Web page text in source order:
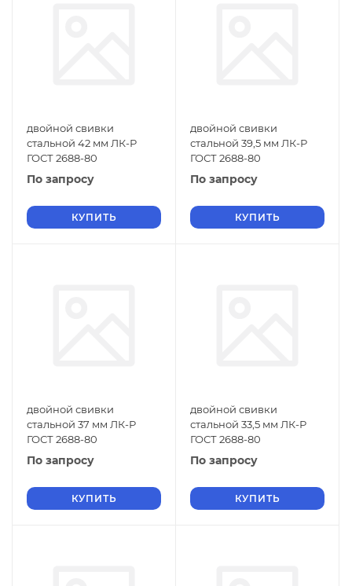
двойной свивки
стальной 42 мм ЛК-Р
ГОСТ 2688-80
По запросу
КУПИТЬ
двойной свивки
стальной 39,5 мм ЛК-Р
ГОСТ 2688-80
По запросу
КУПИТЬ
двойной свивки
стальной 37 мм ЛК-Р
ГОСТ 2688-80
По запросу
КУПИТЬ
двойной свивки
стальной 33,5 мм ЛК-Р
ГОСТ 2688-80
По запросу
КУПИТЬ